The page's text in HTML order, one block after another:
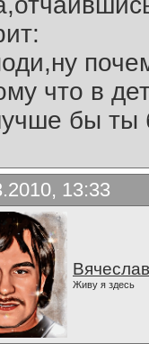
что в
бы ты
13:33
Живу я здесь